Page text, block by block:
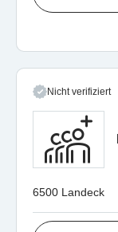
Nicht verifiziert
6500 Landeck